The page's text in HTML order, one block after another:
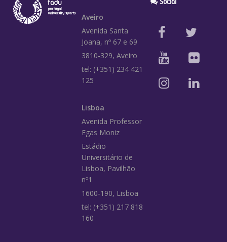
Aveiro
Avenida Santa
Joana, nº 67 e 69
3810-329, Aveiro
tel: (+351) 234 421
125
Lisboa
Avenida Professor
Egas Moniz
Estádio
Universitário de
Lisboa, Pavilhão
nº1
1600-190, Lisboa
tel: (+351) 217 818
160